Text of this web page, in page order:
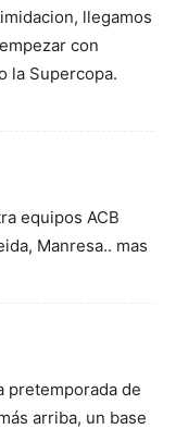
llegamos
con
la Supercopa.
equipos ACB
Manresa.. mas
pretemporada de
arriba, un base